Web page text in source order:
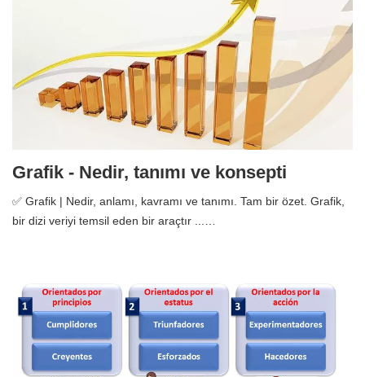
Grafik - Nedir, tanımı ve konsepti
✅ Grafik | Nedir, anlamı, kavramı ve tanımı. Tam bir özet. Grafik,
bir dizi veriyi temsil eden bir araçtır ...…